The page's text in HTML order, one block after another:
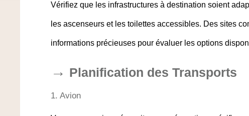
Vérifiez que les infrastructures à destination soient
les ascenseurs et les toilettes accessibles. Des sites
informations précieuses pour évaluer les options
Planification des Transports
1. Avion